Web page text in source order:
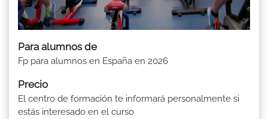
Para alumnos de
Fp para alumnos en España en 2026
Precio
El centro de formación te informará personalmente si
estás interesado en el curso